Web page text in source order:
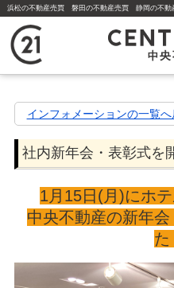
インフォメーションの一覧へ
社内新年会・表彰式を
1月15日(月)にホ
中央不動産の新年
た